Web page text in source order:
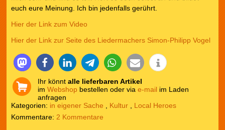
euch eure Meinung. Ich bin jedenfalls gerührt.
Hier der Link zum Video
Hier der Link zur Seite des Liedermachers Simon-Philipp Vogel
Ihr könnt alle lieferbaren Artikel
im Webshop bestellen oder via e-mail im Laden
anfragen
Kategorien: in eigener Sache , Kultur, Local Heroes
2 Kommentare